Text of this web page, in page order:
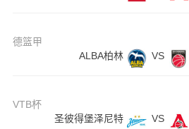
德篮甲
ALBA柏林
VS
VTB杯
圣彼得堡泽尼特
VS